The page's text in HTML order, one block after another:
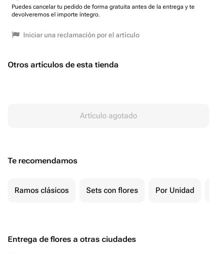
Puedes cancelar tu pedido de forma gratuita antes de la entrega y te
devolveremos el importe íntegro.
Iniciar una reclamación por el artículo
Otros artículos de esta tienda
Artículo agotado
Te recomendamos
Ramos clásicos Sets con flores Por Unidad
Entrega de flores a otras ciudades